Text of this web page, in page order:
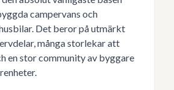
campervans och
Det beror på utmärkt
många storlekar att
en stor community av byggare